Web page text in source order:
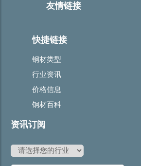
友情链接
快捷链接
钢材类型
行业资讯
价格信息
钢材百科
资讯订阅